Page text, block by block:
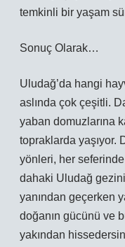
temkinli bir yaşam
Sonuç Olarak…
Uludağ’da hangi
aslında çok çeşitli.
yaban domuzlarına
topraklarda yaşıyor.
yönleri, her
dahaki Uludağ
yanından geçerken
doğanın gücünü ve
yakından